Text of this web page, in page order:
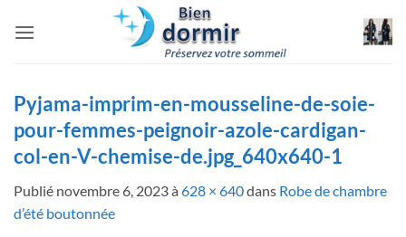
Pyjama-imprim-en-mousseline-de-soie-
pour-femmes-peignoir-azole-cardigan-
col-en-V-chemise-de.jpg_640x640-1
Publié novembre 6, 2023à 628 × 640dans Robe de chambre
d’été boutonnée